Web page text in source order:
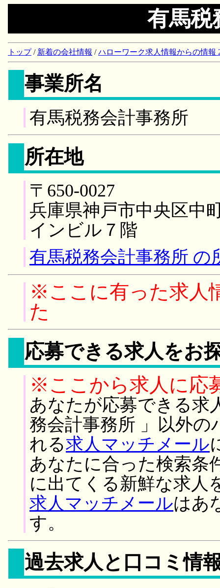
有馬税
トップ/ 新着の会社情報 /ハローワーク求人情報からの情報
事業所名
有馬税務会計事務所
所在地
〒650-0027
兵庫県神戸市中央区中
インビル７階
有馬税務会計事務所 の
※ここに有った求人
た
応募できる求人をお
※ここから求人に応
あなたが応募できる求
務会計事務所 」以外
れる求人マッチメール
あなたに合った検索条
に出てくる新鮮な求人
求人マッチメールはあ
す。
過去求人と口コミ情